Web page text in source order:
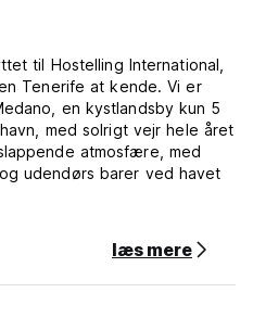
til Hostelling International,
Tenerife at kende. Vi er
en kystlandsby kun 5
med solrigt vejr hele året
atmosfære, med
udendørs barer ved havet
vi vores gæster gratis brug
surf- og
brætopbevaring,
og shop. Der er også andre
læs mere